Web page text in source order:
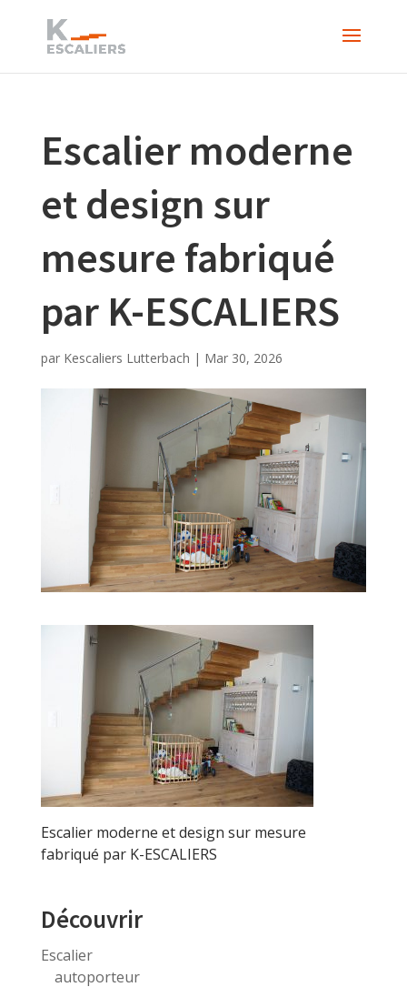
Escalier moderne
et design sur
mesure fabriqué
par K-ESCALIERS
par Kescaliers Lutterbach | Mar 30, 2026
Escalier moderne et design sur mesure
fabriqué par K-ESCALIERS
Découvrir
Escalier
autoporteur